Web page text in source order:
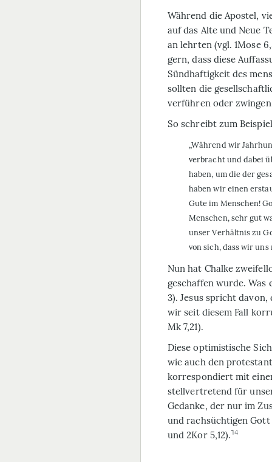
Während die Apostel,
auf das Alte und Neue
an lehrten (vgl. 1Mose
gern, dass diese
Sündhaftigkeit des
sollten die
verführen oder
So schreibt zum
„Während wir
verbracht und dabei
haben, um die der
haben wir einen
Gute im Menschen!
Menschen, sehr gut
unser Verhältnis zu
von sich, dass wir
Nun hat Chalke
geschaffen wurde. Was
3). Jesus spricht davon,
wir seit diesem Fall
Mk 7,21).
Diese optimistische
wie auch den
korrespondiert mit
stellvertretend für
Gedanke, der nur im
und rachsüchtigen Gott
und 2Kor 5,12).14